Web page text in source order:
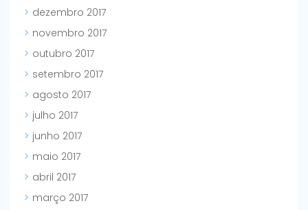
dezembro 2017
novembro 2017
outubro 2017
setembro 2017
agosto 2017
julho 2017
junho 2017
maio 2017
abril 2017
março 2017